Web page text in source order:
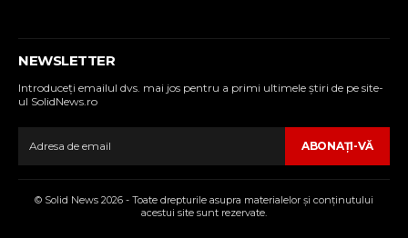
NEWSLETTER
Introduceţi emailul dvs. mai jos pentru a primi ultimele ştiri de pe site-
ul SolidNews.ro
ABONAŢI-VĂ
© Solid News 2026 - Toate drepturile asupra materialelor şi conţinutului
acestui site sunt rezervate.